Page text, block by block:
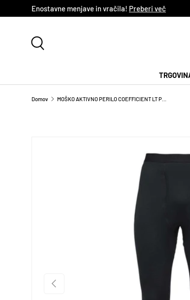
NADALJUJ NA VSEBINO
Enostavne menjave in vračila! Preberi več
Domov MOŠKO AKTIVNO PERILO COEFFICIENT LT PANTS
PREJŠNJI